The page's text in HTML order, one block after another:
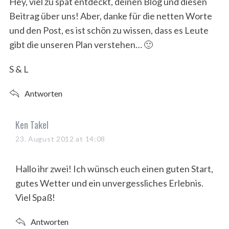
Beitrag über uns! Aber, danke für die netten Worte
und den Post, es ist schön zu wissen, dass es Leute
gibt die unseren Plan verstehen… 🙂
S & L
Antworten
s
a
s
:
Ken Takel
23. August 2012 at 14:08
Hallo ihr zwei! Ich wünsch euch einen guten Start,
gutes Wetter und ein unvergessliches Erlebnis.
Viel Spaß!
Antworten
r
: